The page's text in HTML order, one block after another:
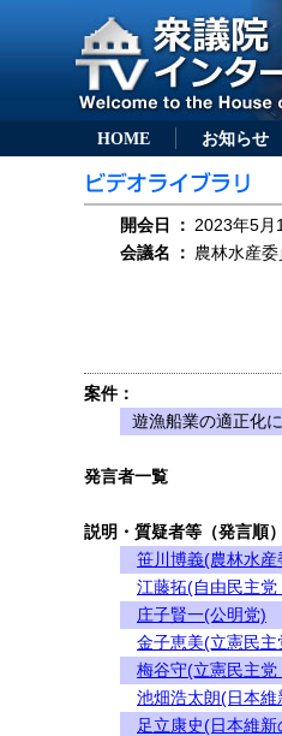
HOME お知らせ
開会日 ： 2023年5月
会議名
： 農林水産
案件：
遊漁船業の適正化
発言者一覧
説明・質疑者等（発言順
笹川博義(農林水産
江藤拓(自由民主党
庄子賢一(公明党)
金子恵美(立憲民主
梅谷守(立憲民主党
池畑浩太朗(日本維
足立康史(日本維新